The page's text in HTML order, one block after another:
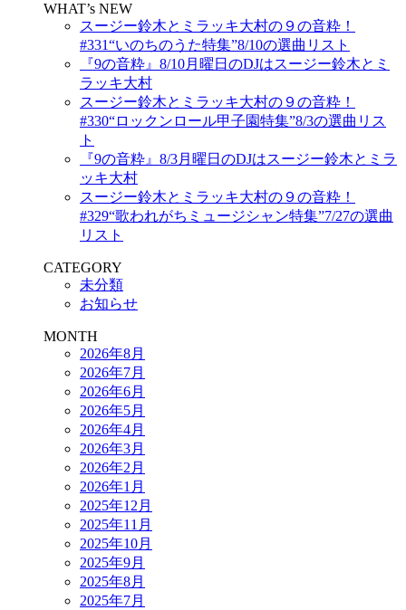
WHAT’s NEW
スージー鈴木とミラッキ大村の９の音粋！
#331“いのちのうた特集”8/10の選曲リスト
『9の音粋』8/10月曜日のDJはスージー鈴木とミ
ラッキ大村
スージー鈴木とミラッキ大村の９の音粋！
#330“ロックンロール甲子園特集”8/3の選曲リス
ト
『9の音粋』8/3月曜日のDJはスージー鈴木とミラ
ッキ大村
スージー鈴木とミラッキ大村の９の音粋！
#329“歌われがちミュージシャン特集”7/27の選曲
リスト
CATEGORY
未分類
お知らせ
MONTH
2026年8月
2026年7月
2026年6月
2026年5月
2026年4月
2026年3月
2026年2月
2026年1月
2025年12月
2025年11月
2025年10月
2025年9月
2025年8月
2025年7月